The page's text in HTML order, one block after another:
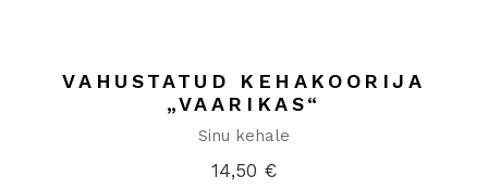
VAHUSTATUD KEHAKOORIJA
„VAARIKAS“
Sinu kehale
14,50 €